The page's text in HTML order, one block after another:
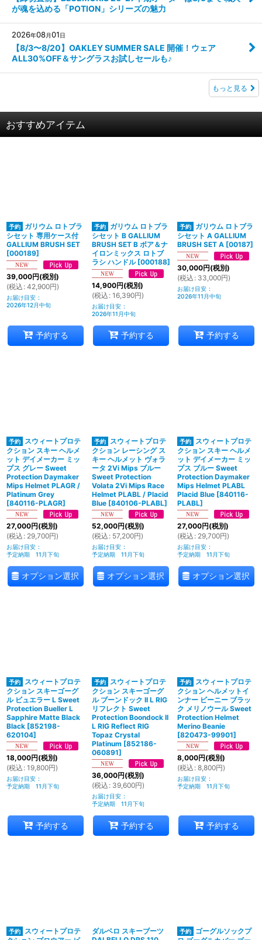
が魂を込める「POTION」シリーズの魅力
2026年08月01日
【8/3〜8/20】OAKLEY SUMMER SALE 開催！ウェア
ALL30%OFF＆サングラスお試しセールも♪
もっと見る
おすすめアイテム
ガリウム ロトブラ
シセット 専用ケース付
GALLIUM BRUSH SET
[000189]
39,000円(税別)
(税込 : 42,900円)
お届け目安 :
2026年12月中旬
予約する
ガリウム ロトブラ
シセット B GALLIUM
BRUSH SET B ボア＆ナ
イロンミックス ロトブ
ラシ ハンドル [000188]
14,900円(税別)
(税込 : 16,390円)
お届け目安 :
2026年11月中旬
予約する
ガリウム ロトブラ
シセット A GALLIUM
BRUSH SET A [00187]
30,000円(税別)
(税込 : 33,000円)
お届け目安 :
2026年11月中旬
予約する
スウィートプロテ
クション スキー ヘルメ
ット デイメーカー ミッ
プス グレー Sweet
Protection Daymaker
Mips Helmet PLAGR /
Platinum Grey
[840116-PLAGR]
27,000円(税別)
(税込 : 29,700円)
お届け目安 :
予定納期 11月下旬
オプション選択
スウィートプロテ
クション レーシング ス
キー ヘルメット ヴォラ
ータ 2Vi Mips ブルー
Sweet Protection
Volata 2Vi Mips Race
Helmet PLABL / Placid
Blue [840106-PLABL]
52,000円(税別)
(税込 : 57,200円)
お届け目安 :
予定納期 11月下旬
オプション選択
スウィートプロテ
クション スキー ヘルメ
ット デイメーカー ミッ
プス ブルー Sweet
Protection Daymaker
Mips Helmet PLABL
Placid Blue [840116-
PLABL]
27,000円(税別)
(税込 : 29,700円)
お届け目安 :
予定納期 11月下旬
オプション選択
スウィートプロテ
クション スキーゴーグ
ル ビュエラー L Sweet
Protection Bueller L
Sapphire Matte Black
Black [852198-
620104]
18,000円(税別)
(税込 : 19,800円)
お届け目安 :
予定納期 11月下旬
予約する
スウィートプロテ
クション スキーゴーグ
ル ブーンドック II L RIG
リフレクト Sweet
Protection Boondock II
L RIG Reflect RIG
Topaz Crystal
Platinum [852186-
060891]
36,000円(税別)
(税込 : 39,600円)
お届け目安 :
予定納期 11月下旬
予約する
スウィートプロテ
クション ヘルメットイ
ンナー ビーニー ブラッ
ク メリノウール Sweet
Protection Helmet
Merino Beanie
[820473-99901]
8,000円(税別)
(税込 : 8,800円)
お届け目安 :
予定納期 11月下旬
予約する
スウィートプロテ
ダルベロ スキーブーツ
ゴーグルソックプ